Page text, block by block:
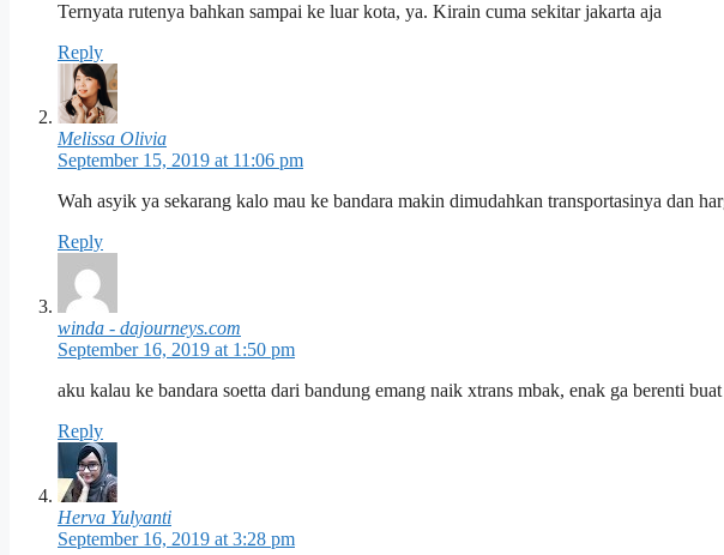
Ternyata rutenya bahkan sampai ke luar kota, ya. Kirain cuma sekitar jakarta aja
Reply
Melissa Olivia
September 15, 2019 at 11:06 pm
Wah asyik ya sekarang kalo mau ke bandara makin dimudahkan transportasinya dan
Reply
winda - dajourneys.com
September 16, 2019 at 1:50 pm
aku kalau ke bandara soetta dari bandung emang naik xtrans mbak, enak ga berenti
Reply
Herva Yulyanti
September 16, 2019 at 3:28 pm